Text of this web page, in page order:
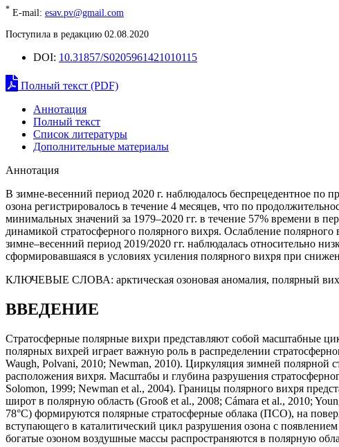
* E-mail: esav.pv@gmail.com
Поступила в редакцию 02.08.2020
DOI: 10.31857/S0205961421010115
Полный текст (PDF)
Аннотация
Полный текст
Список литературы
Дополнительные материалы
Аннотация
В зимне-весенний период 2020 г. наблюдалось беспрецедентное по
озона регистрировалось в течение 4 месяцев, что по
минимальных значений за 1979‒2020 гг. в течение 57% времени в
динамикой стратосферного полярного вихря. Ослабление
зимне–весенний период 2019/2020 гг. наблюдалась относительно
сформировавшаяся в условиях усиления полярного вихря при
КЛЮЧЕВЫЕ СЛОВА: арктическая озоновая аномалия, полярный
ВВЕДЕНИЕ
Стратосферные полярные вихри представляют собой масштабные
полярных вихрей играет важную роль в распределении
Waugh, Polvani, 2010; Newman, 2010). Циркуляция зимней полярной
расположения вихря. Масштабы и глубина разрушения
Solomon, 1999; Newman et al., 2004). Границы полярного вихря
широт в полярную область (Grooß et al., 2008; Cámara et al., 2010;
78°С) формируются полярные стратосферные облака (ПСО), на
вступающего в каталитический цикл разрушения озона с
богатые озоном воздушные массы распространяются в полярную